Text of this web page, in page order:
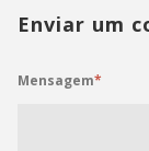
Enviar um
Mensagem*